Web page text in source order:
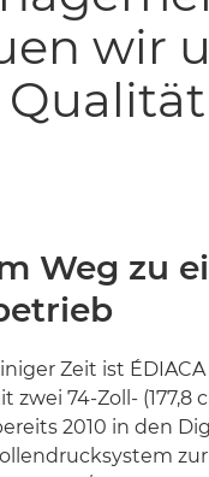
wir
Weg zu
Zeit ist
zwei 74-Zoll-
2010 in den